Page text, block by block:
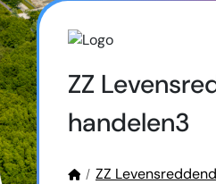
ZZ
handelen3
ZZ